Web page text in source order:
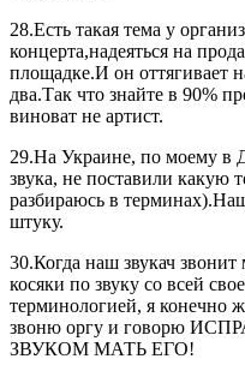
28.Есть такая тема у
концерта,надеяться на
площадке.И он оттягивает
два.Так что знайте в 90%
виноват не артист.
29.На Украине, по моему в
звука, не поставили какую
разбираюсь в
штуку.
30.Когда наш звукач
косяки по звуку со всей
терминологией, я конечно
звоню оргу и говорю
ЗВУКОМ МАТЬ ЕГО!